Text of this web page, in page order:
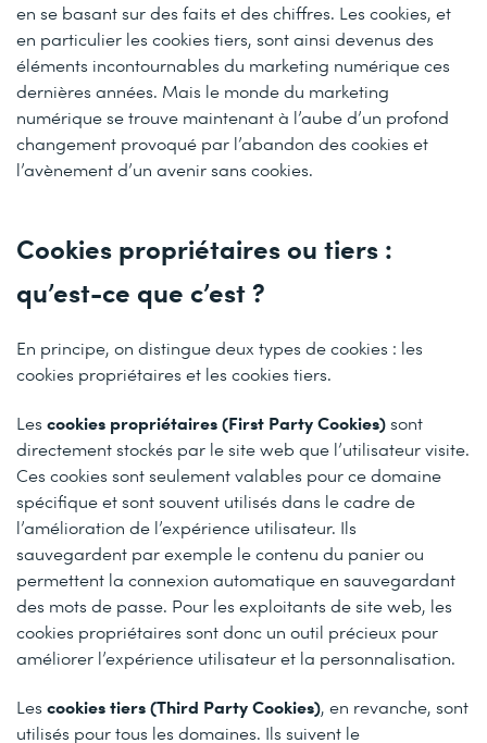
en se basant sur des faits et des chiffres. Les cookies, et
en particulier les cookies tiers, sont ainsi devenus des
éléments incontournables du marketing numérique ces
dernières années. Mais le monde du marketing
numérique se trouve maintenant à l’aube d’un profond
changement provoqué par l’abandon des cookies et
l’avènement d’un avenir sans cookies.
Cookies propriétaires ou tiers :
qu’est-ce que c’est ?
En principe, on distingue deux types de cookies : les
cookies propriétaires et les cookies tiers.
Les cookies propriétaires (First Party Cookies)sont
directement stockés par le site web que l’utilisateur visite.
Ces cookies sont seulement valables pour ce domaine
spécifique et sont souvent utilisés dans le cadre de
l’amélioration de l’expérience utilisateur. Ils
sauvegardent par exemple le contenu du panier ou
permettent la connexion automatique en sauvegardant
des mots de passe. Pour les exploitants de site web, les
cookies propriétaires sont donc un outil précieux pour
améliorer l’expérience utilisateur et la personnalisation.
Les cookies tiers (Third Party Cookies), en revanche, sont
utilisés pour tous les domaines. Ils suivent le